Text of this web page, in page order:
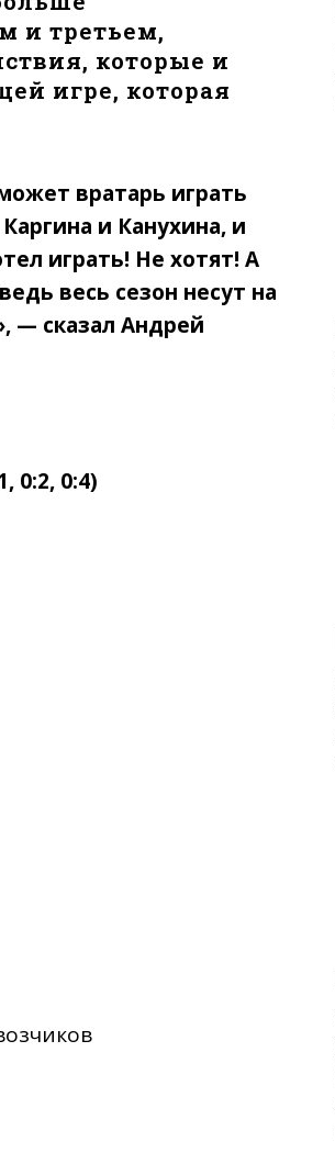
и третьем,
которые и
игре, которая
вратарь играть
и Канухина, и
играть! Не хотят! А
весь сезон несут на
— сказал Андрей
0:2, 0:4)